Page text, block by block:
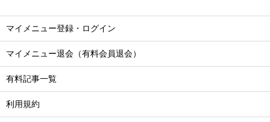
マイメニュー登録・ログイン
マイメニュー退会（有料会員退会）
有料記事一覧
利用規約